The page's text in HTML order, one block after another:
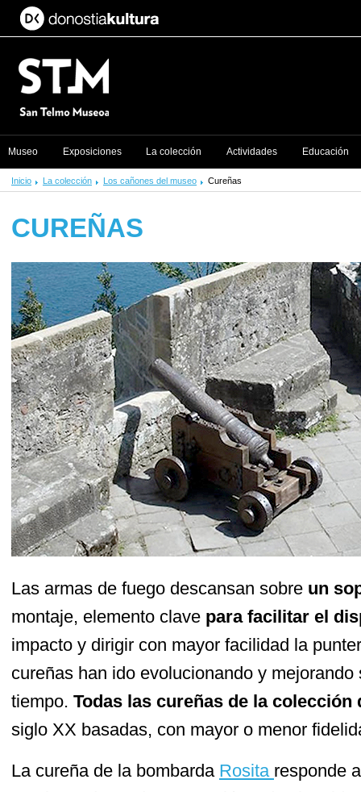
Inicio La colección Los cañones del museo Cureñas
CUREÑAS
Las armas de fuego descansan sobre un
montaje, elemento clave para facilitar el
impacto y dirigir con mayor facilidad la
cureñas han ido evolucionando y
tiempo. Todas las cureñas de la
siglo XX basadas, con mayor o menor
La cureña de la bombarda Rosita responde
Museo Exposiciones La colección Actividades Educación